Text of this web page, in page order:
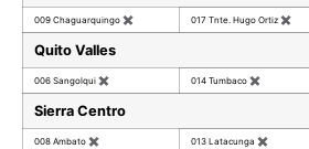
009 Chaguarquingo ✖ 017 Tnte. Hugo Ortiz ✖
Quito Valles
006 Sangolqui ✖ 014 Tumbaco ✖
Sierra Centro
008 Ambato ✖ 013 Latacunga ✖